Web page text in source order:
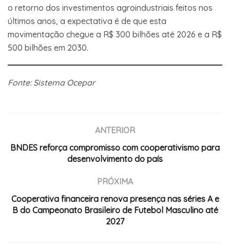
o retorno dos investimentos agroindustriais feitos nos
últimos anos, a expectativa é de que esta
movimentação chegue a R$ 300 bilhões até 2026 e a R$
500 bilhões em 2030.
Fonte: Sistema Ocepar
ANTERIOR
BNDES reforça compromisso com cooperativismo para
desenvolvimento do país
PRÓXIMA
Cooperativa financeira renova presença nas séries A e
B do Campeonato Brasileiro de Futebol Masculino até
2027